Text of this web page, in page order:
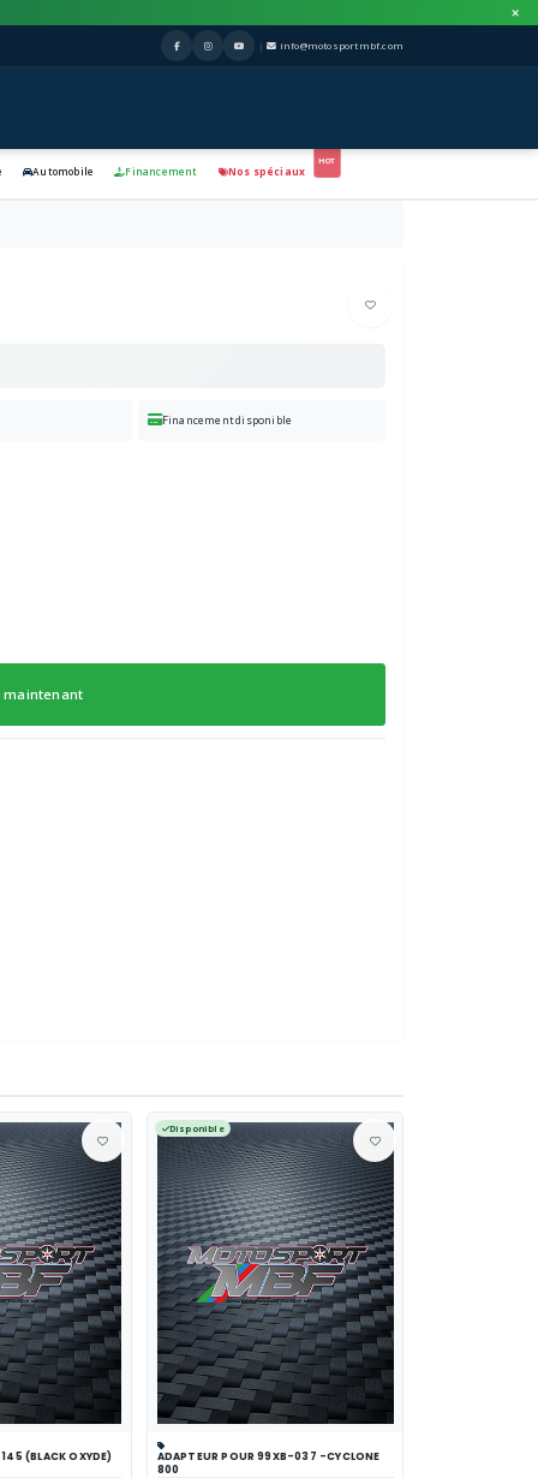
| info@motosportmbf.com
Automobile Financement Nos spéciaux
Financement disponible
maintenant
Voir
(BLACK OXYDE)
Disponible
Panier Comparer Voir
ADAPTEUR POUR 99XB-037 -CYCLONE
800